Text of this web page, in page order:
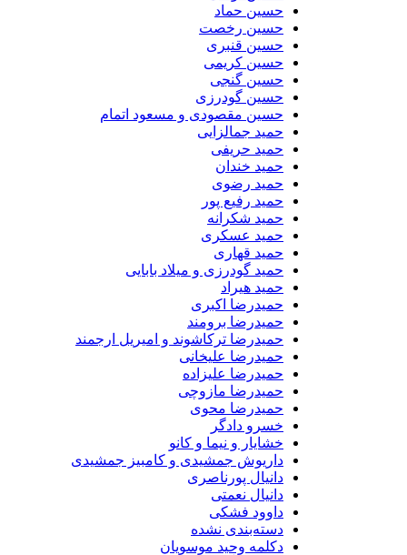
حسین حماد
حسین رخصت
حسین قنبری
حسین کریمی
حسین گنجی
حسین گودرزی
حسین مقصودی و مسعود اتمام
حمید جمالزایی
حمید حریفی
حمید خندان
حمید رضوی
حمید رفیع پور
حمید شکرانه
حمید عسکری
حمید قهاری
حمید گودرزی و میلاد بابایی
حمید هیراد
حمیدرضا اکبری
حمیدرضا برومند
حمیدرضا ترکاشوند و امیریل ارجمند
حمیدرضا علیخانی
حمیدرضا علیزاده
حمیدرضا مازوچی
حمیدرضا محوی
خسرو دادگر
خشایار و نیما و کانو
داریوش جمشیدی و کامبیز جمشیدی
دانیال پورناصری
دانیال نعمتی
داوود فشکی
دسته‌بندی نشده
دکلمه وحید موسویان